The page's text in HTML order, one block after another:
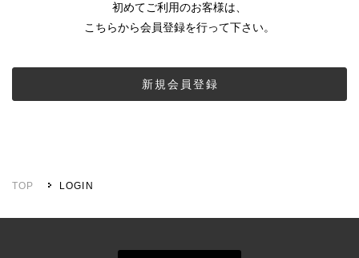
初めてご利用のお客様は、
こちらから会員登録を行って下さい。
新規会員登録
TOP LOGIN